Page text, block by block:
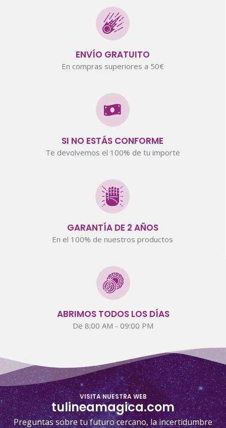
ENVÍO GRATUITO
En compras superiores a 50€
SI NO ESTÁS CONFORME
Te devolvemos el 100% de tu importe
GARANTÍA DE 2 AÑOS
En el 100% de nuestros productos
ABRIMOS TODOS LOS DÍAS
De 8:00 AM - 09:00 PM
VISITA NUESTRA WEB
tulineamagica.com
Preguntas sobre tu futuro cercano, la incertidumbre